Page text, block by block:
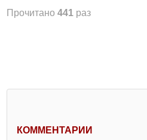
Прочитано 441 раз
КОММЕНТАРИИ